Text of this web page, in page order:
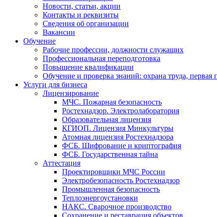
Новости, статьи, акции
Контакты и реквизиты
Сведения об организации
Вакансии
Обучение
Рабочие профессии, должности служащих
Профессиональная переподготовка
Повышение квалификации
Обучение и проверка знаний: охрана труда,
Услуги для бизнеса
Лицензирование
МЧС. Пожарная безопасность
Ростехнадзор. Электролаборатория
Образовательная лицензия
КГИОП. Лицензия Минкультуры
Атомная лицензия Ростехнадзора
ФСБ. Шифрование и криптография
ФСБ. Государственная тайна
Аттестация
Проектировщики МЧС России
Электробезопасность Ростехнадзор
Промышленная безопасность
Теплоэнергоустановки
НАКС. Сварочное производство
Сохранение и реставрация объектов